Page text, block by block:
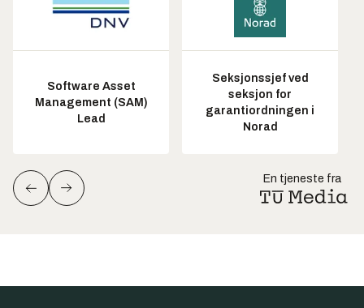
Software Asset
Management (SAM)
Lead
Seksjonssjef ved
seksjon for
garantiordningen i
Norad
En tjeneste fra